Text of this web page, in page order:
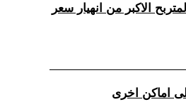
الاكبر من انهيار سعر